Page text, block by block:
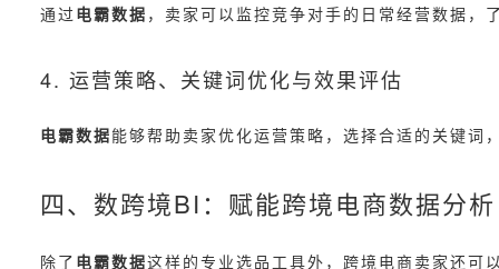
通过 电霸数据 ，卖家可以监控竞争对手的日常经营数据，
4. 运营策略、关键词优化与效果评估
电霸数据能够帮助卖家优化运营策略，选择合适的关键词
四、数跨境BI：赋能跨境电商数据分析
除了 电霸数据这样的专业选品工具外，跨境电商卖家还可